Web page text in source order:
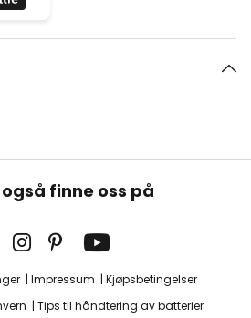
finne oss på
Impressum
Kjøpsbetingelser
Tips til håndtering av batterier